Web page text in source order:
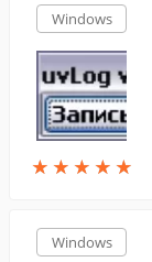
Windows
★ ★ ★ ★ ★
★ ★ ★ ★ ★
Windows